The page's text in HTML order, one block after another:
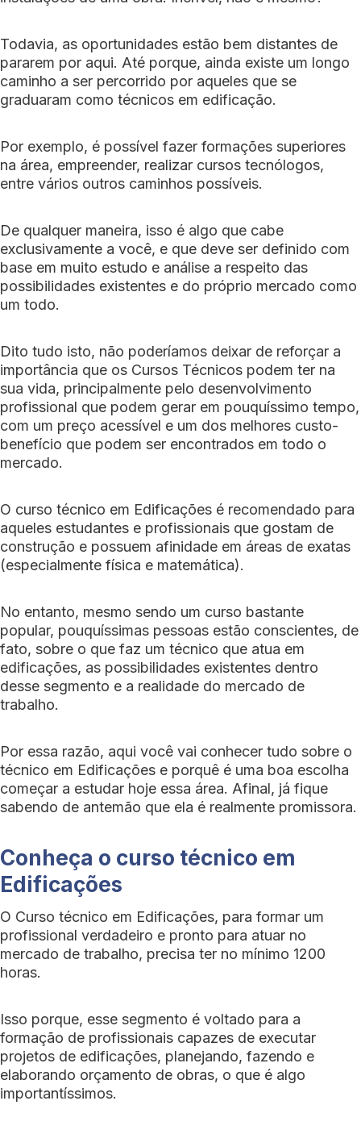
Todavia, as oportunidades estão bem distantes de
pararem por aqui. Até porque, ainda existe um longo
caminho a ser percorrido por aqueles que se
graduaram como técnicos em edificação.
Por exemplo, é possível fazer formações superiores
na área, empreender, realizar cursos tecnólogos,
entre vários outros caminhos possíveis.
De qualquer maneira, isso é algo que cabe
exclusivamente a você, e que deve ser definido com
base em muito estudo e análise a respeito das
possibilidades existentes e do próprio mercado como
um todo.
Dito tudo isto, não poderíamos deixar de reforçar a
importância que os Cursos Técnicos podem ter na
sua vida, principalmente pelo desenvolvimento
profissional que podem gerar em pouquíssimo tempo,
com um preço acessível e um dos melhores custo-
benefício que podem ser encontrados em todo o
mercado.
O curso técnico em Edificações é recomendado para
aqueles estudantes e profissionais que gostam de
construção e possuem afinidade em áreas de exatas
(especialmente física e matemática).
No entanto, mesmo sendo um curso bastante
popular, pouquíssimas pessoas estão conscientes, de
fato, sobre o que faz um técnico que atua em
edificações, as possibilidades existentes dentro
desse segmento e a realidade do mercado de
trabalho.
Por essa razão, aqui você vai conhecer tudo sobre o
técnico em Edificações e porquê é uma boa escolha
começar a estudar hoje essa área. Afinal, já fique
sabendo de antemão que ela é realmente promissora.
Conheça o curso técnico em
Edificações
O Curso técnico em Edificações, para formar um
profissional verdadeiro e pronto para atuar no
mercado de trabalho, precisa ter no mínimo 1200
horas.
Isso porque, esse segmento é voltado para a
formação de profissionais capazes de executar
projetos de edificações, planejando, fazendo e
elaborando orçamento de obras, o que é algo
importantíssimos.